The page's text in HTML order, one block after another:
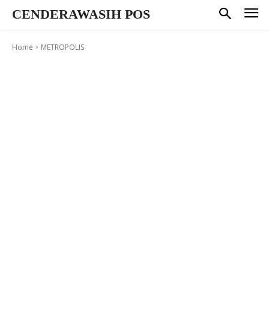
CENDERAWASIH POS
Home METROPOLIS